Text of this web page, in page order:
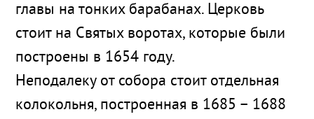
главы на тонких барабанах. Церковь
стоит на Святых воротах, которые были
построены в 1654 году.
Неподалеку от собора стоит отдельная
колокольня, построенная в 1685 – 1688